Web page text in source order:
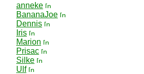
anneke
BananaJoe
Dennis
Iris
Marion
Prisac
Silke
Ulf